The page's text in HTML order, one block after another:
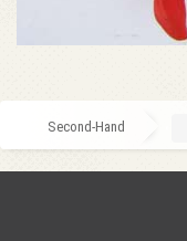
Second-Hand